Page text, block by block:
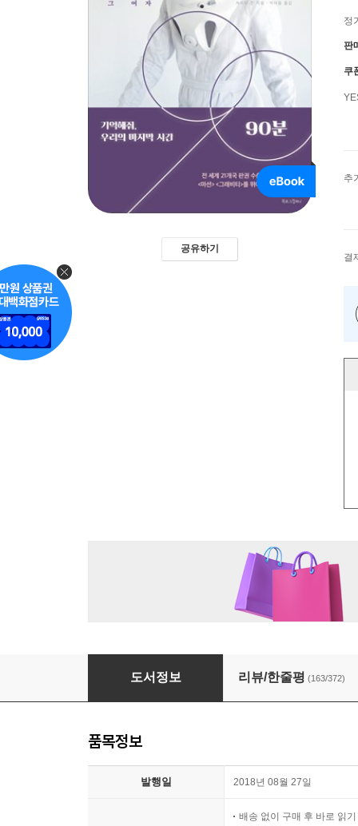
공유하기
정
판
쿠
추
결
도서정보 리뷰/한줄평 (163/372)
품목정보
발행일 2018년 08월 27일
배송 없이 구매 후 바로 읽기